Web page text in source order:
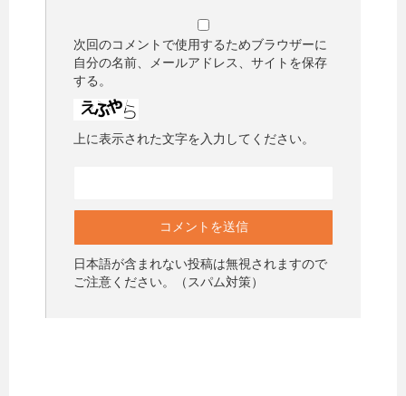
次回のコメントで使用するためブラウザーに
自分の名前、メールアドレス、サイトを保存
する。
上に表示された文字を入力してください。
日本語が含まれない投稿は無視されますので
ご注意ください。（スパム対策）